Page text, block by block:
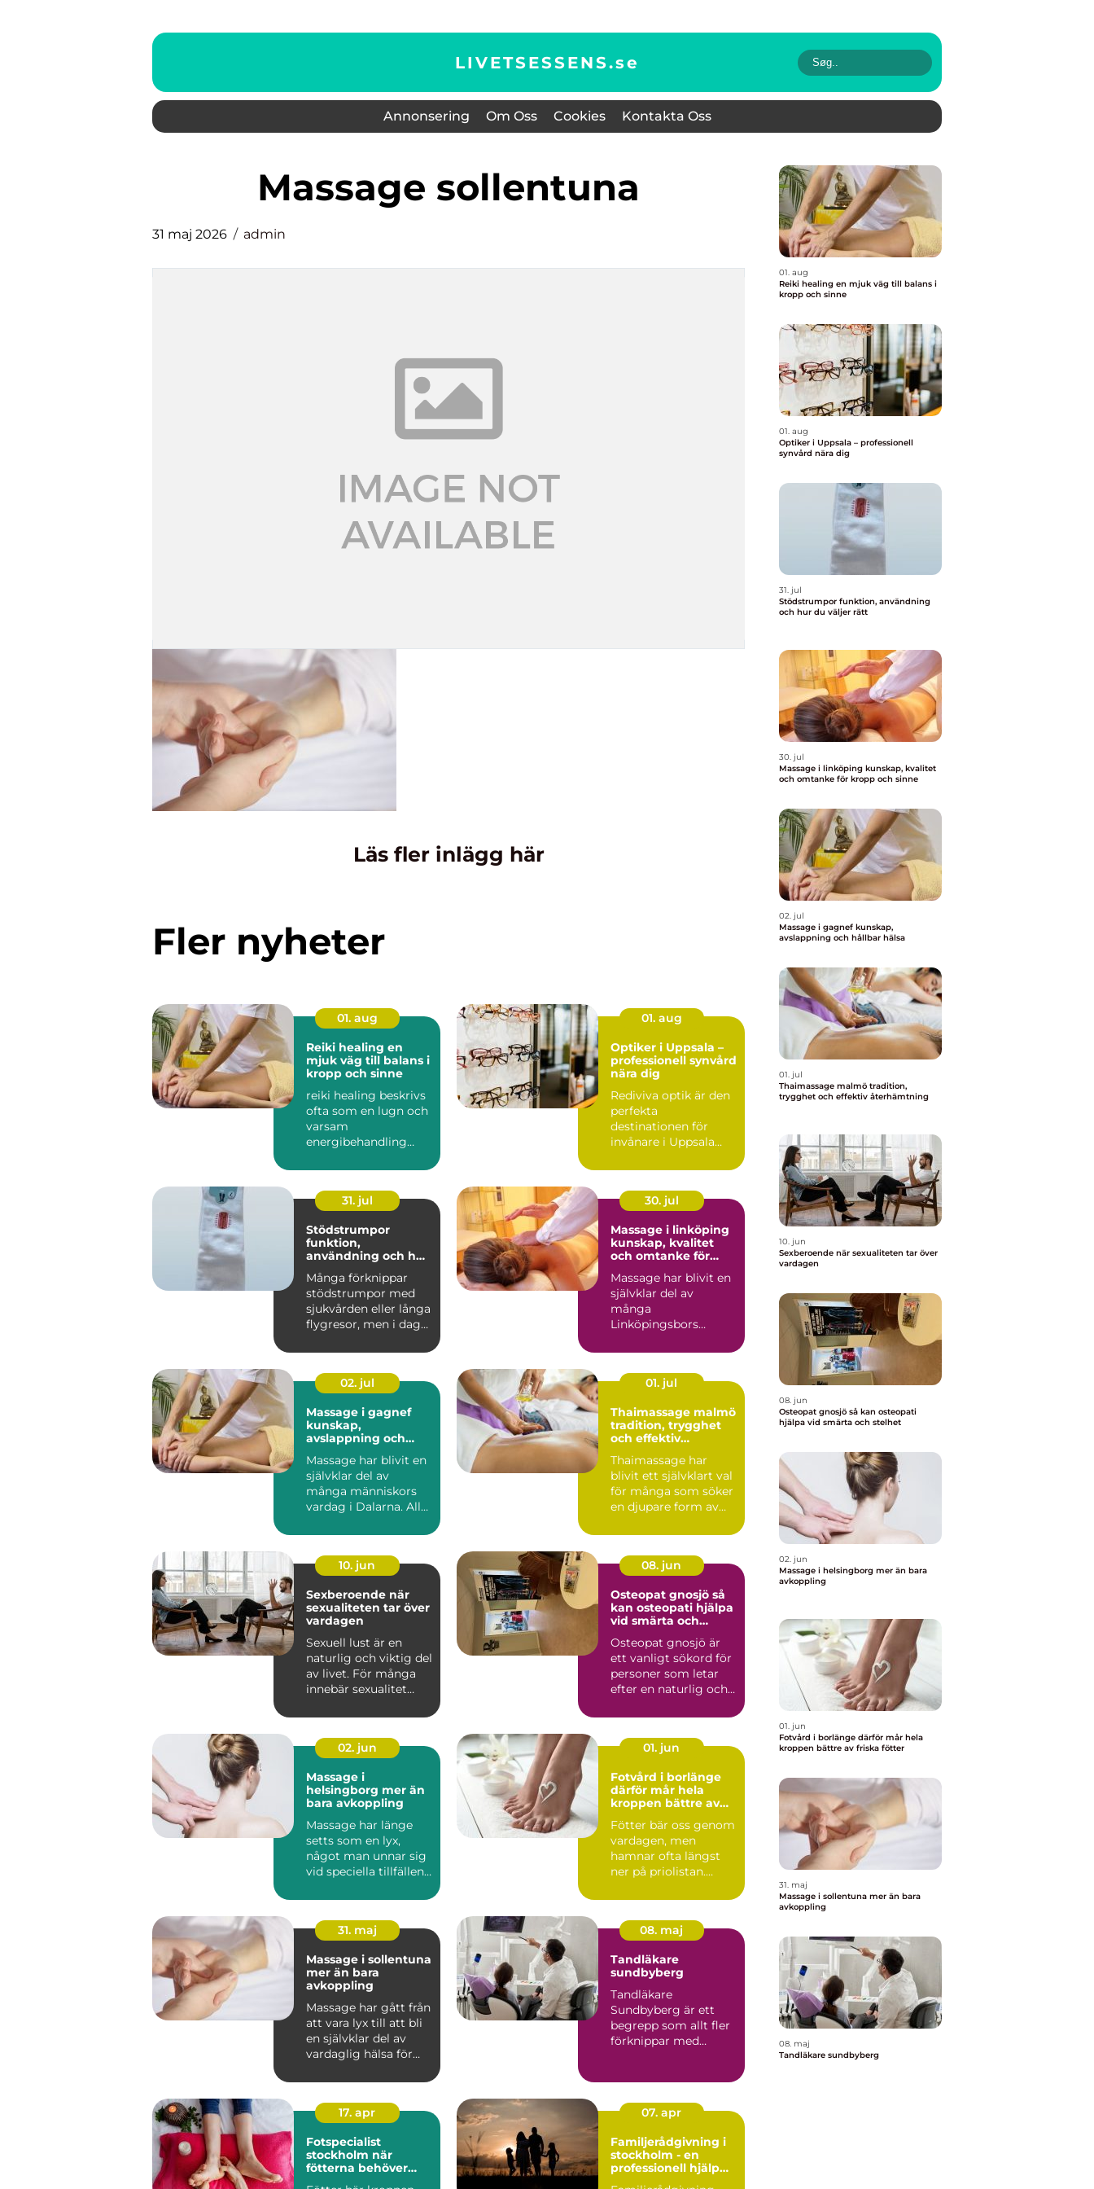
LIVETSESSENS.se
Annonsering Om Oss Cookies Kontakta Oss
massage sollentuna
31 maj 2026 admin
Läs fler inlägg här
Fler nyheter
01. aug
Reiki healing en
mjuk väg till balans i
kropp och sinne
reiki healing beskrivs
ofta som en lugn och
varsam
energibehandling
egen förmåg...
01. aug
Optiker i Uppsala –
professionell synvård
nära dig
Rediviva optik är den
perfekta
destinationen för
invånare i Uppsala
31. jul
Stödstrumpor
funktion,
användning och hur
Många förknippar
stödstrumpor med
sjukvården eller långa
flygresor, men i dag
h...
30. jul
Massage i linköping
kunskap, kvalitet
och omtanke för
Massage har blivit en
självklar del av
många
Linköpingsbors
hjälp för spända axl...
02. jul
Massage i gagnef
kunskap,
avslappning och
Massage har blivit en
självklar del av
många människors
vardag i Dalarna. Allt
...
01. jul
Thaimassage malmö
tradition, trygghet
och effektiv
Thaimassage har
blivit ett självklart val
för många som söker
en djupare form av
smä...
10. jun
Sexberoende när
sexualiteten tar över
vardagen
Sexuell lust är en
naturlig och viktig del
av livet. För många
innebär sexualitet
08. jun
Osteopat gnosjö så
kan osteopati hjälpa
vid smärta och
Osteopat gnosjö är
ett vanligt sökord för
personer som letar
efter en naturlig och
02. jun
Massage i
helsingborg mer än
bara avkoppling
Massage har länge
setts som en lyx,
något man unnar sig
vid speciella tillfällen.
01. jun
Fotvård i borlänge
därför mår hela
kroppen bättre av
Fötter bär oss genom
vardagen, men
hamnar ofta längst
ner på priolistan.
först när...
31. maj
Massage i sollentuna
mer än bara
avkoppling
Massage har gått från
att vara lyx till att bli
en självklar del av
vardaglig hälsa för
08. maj
Tandläkare
sundbyberg
Tandläkare
Sundbyberg är ett
begrepp som allt fler
förknippar med
17. apr
Fotspecialist
stockholm när
fötterna behöver
07. apr
Familjerådgivning i
stockholm - en
professionell hjälp
01. aug
Reiki healing en mjuk väg till balans i
kropp och sinne
01. aug
Optiker i Uppsala – professionell
synvård nära dig
31. jul
Stödstrumpor funktion, användning
och hur du väljer rätt
30. jul
Massage i linköping kunskap, kvalitet
och omtanke för kropp och sinne
02. jul
Massage i gagnef kunskap,
avslappning och hållbar hälsa
01. jul
Thaimassage malmö tradition,
trygghet och effektiv återhämtning
10. jun
Sexberoende när sexualiteten tar över
vardagen
08. jun
Osteopat gnosjö så kan osteopati
hjälpa vid smärta och stelhet
02. jun
Massage i helsingborg mer än bara
avkoppling
01. jun
Fotvård i borlänge därför mår hela
kroppen bättre av friska fötter
31. maj
Massage i sollentuna mer än bara
avkoppling
08. maj
Tandläkare sundbyberg